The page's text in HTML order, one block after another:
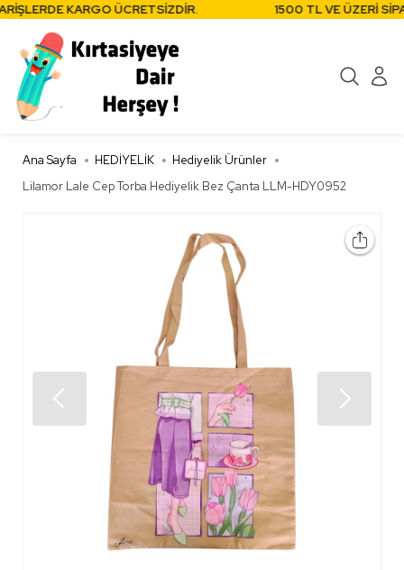
KARGO ÜCRETSİZDİR. 1500 TL VE ÜZERİ
Ana Sayfa HEDİYELİK
Hediyelik Ürünler
Lilamor Lale Cep Torba Hediyelik Bez Çanta LLM-HDY0952